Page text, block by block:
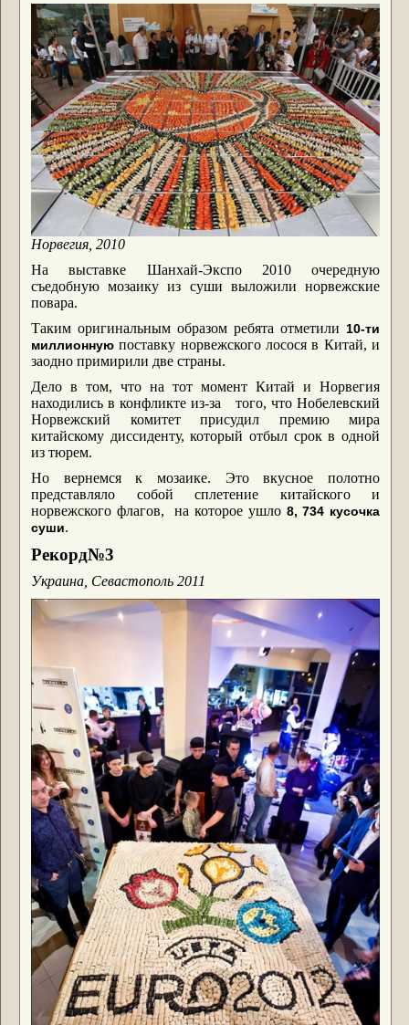
Норвегия, 2010
На выставке Шанхай-Экспо 2010 очередную
съедобную мозаику из суши выложили норвежские
повара.
Таким оригинальным образом ребята отметили 10-ти
миллионную поставку норвежского лосося в Китай, и
заодно примирили две страны.
Дело в том, что на тот момент Китай и Норвегия
находились в конфликте из-за того, что Нобелевский
Норвежский комитет присудил премию мира
китайскому диссиденту, который отбыл срок в одной
из тюрем.
Но вернемся к мозаике. Это вкусное полотно
представляло собой сплетение китайского и
норвежского флагов, на которое ушло 8, 734 кусочка
суши.
Рекорд№3
Украина, Севастополь 2011